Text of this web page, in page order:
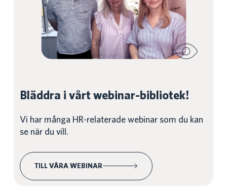
Bläddra i vårt webinar-bibliotek!
Vi har många HR-relaterade webinar som du kan
se när du vill.
TILL VÅRA WEBINAR